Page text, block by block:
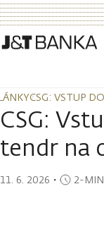
CSG: VSTUP
CSG: VSTUP
CSG:
tendr na
11. 6. 2026 ・ 2-